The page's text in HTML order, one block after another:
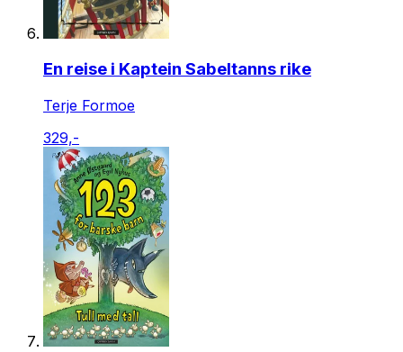
En reise i Kaptein Sabeltanns rike
Terje Formoe
329,-